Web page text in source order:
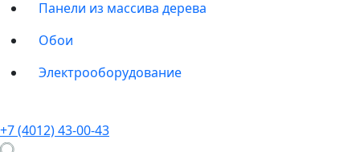
Панели из массива дерева
Обои
Электрооборудование
+7 (4012) 43-00-43